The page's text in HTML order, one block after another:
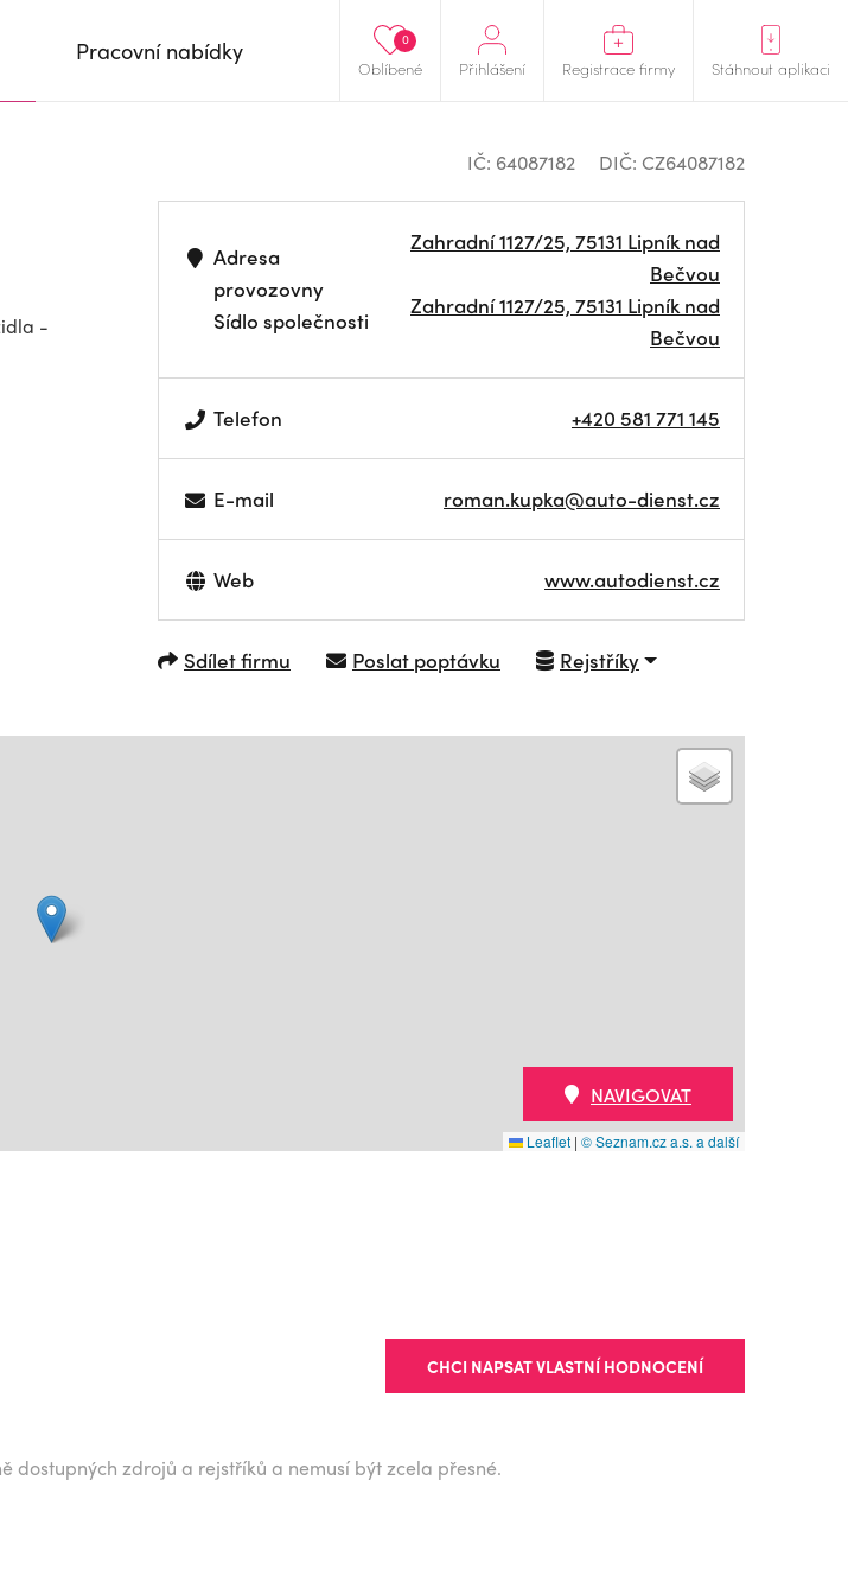
Oblíbené
0
Přihlášení Registrace firmy Stáhnout aplikaci
Pracovní nabídky
-
IČ: 64087182 DIČ: CZ64087182
Adresa
provozovny
Sídlo společnosti
Zahradní 1127/25, 75131 Lipník nad
Bečvou
Zahradní 1127/25, 75131 Lipník nad
Bečvou
Telefon +420 581 771 145
E-mail roman.kupka@auto-dienst.cz
Web www.autodienst.cz
Sdílet firmu Poslat poptávku Rejstříky
Leaflet | © Seznam.cz a.s. a další
NAVIGOVAT
CHCI NAPSAT VLASTNÍ HODNOCENÍ
dostupných zdrojů a rejstříků a nemusí být zcela přesné.